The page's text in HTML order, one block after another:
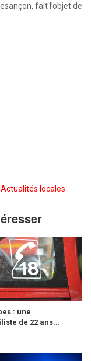
fait l’objet de
Actualités locales
: une
de 22 ans...